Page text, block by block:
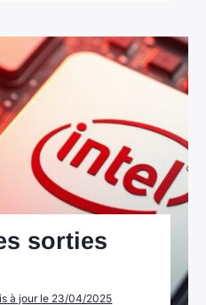
sorties
à jour le 23/04/2025